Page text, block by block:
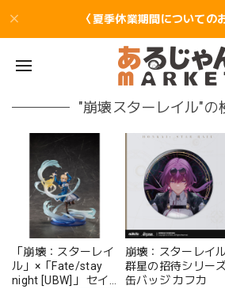
〈夏季休業期間についての
"崩壊スターレイル"の
「崩壊：スターレイ
ル」×「Fate/stay
night [UBW]」 セイ
崩壊：スターレイ
群星の招待シリー
缶バッジ カフカ